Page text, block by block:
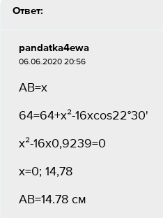
Ответ:
pandatka4ewa
06.06.2020 20:56
АВ=х
64=64+х²-16хcos22°30'
х²-16х0,9239=0
х=0; 14,78
АВ=14.78 см